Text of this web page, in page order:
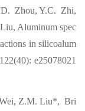
Zhou, Y.C. Zhi,
Aluminum spec
in silicoalum
e25078021
Z.M. Liu*, Bri